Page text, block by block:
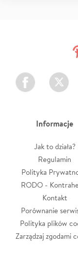
Facebook Twitter
Informacje
Jak to działa?
Regulamin
Polityka
RODO -
Kontakt
Porównanie
Polityka plików
Zarządzaj zgodami